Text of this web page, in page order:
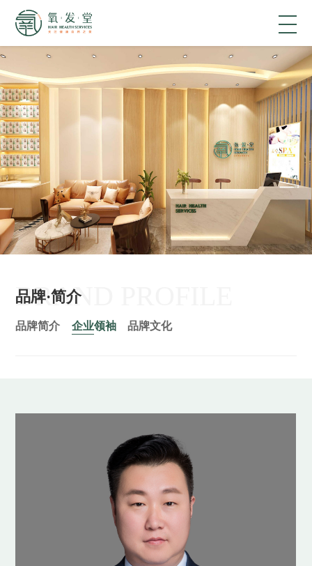
品牌·简介
BRAND PROFILE
品牌简介 企业领袖 品牌文化